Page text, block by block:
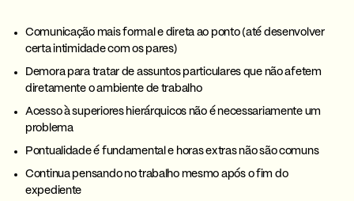
Comunicação mais formal e direta ao ponto (até desenvolver
certa intimidade com os pares)
Demora para tratar de assuntos particulares que não afetem
diretamente o ambiente de trabalho
Acesso à superiores hierárquicos não é necessariamente um
problema
Pontualidade é fundamental e horas extras não são comuns
Continua pensando no trabalho mesmo após o fim do
expediente